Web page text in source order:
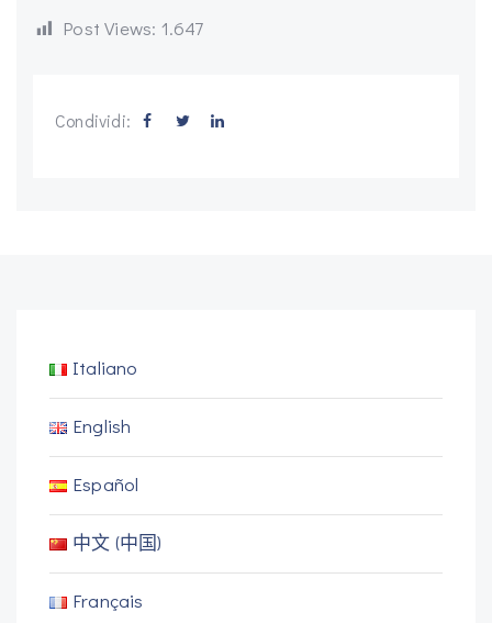
Post Views: 1.647
Condividi:
Italiano
English
Español
中文 (中国)
Français